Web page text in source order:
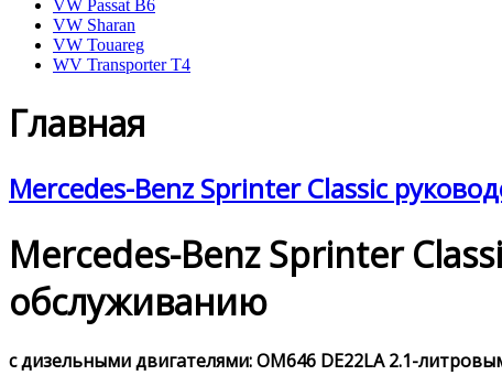
VW Passat B6
VW Sharan
VW Touareg
WV Transporter T4
Главная
Mercedes-Benz Sprinter Classic
Mercedes-Benz Sprinter
обслуживанию
с дизельными двигателями: OM646 DE22LA 2.1-